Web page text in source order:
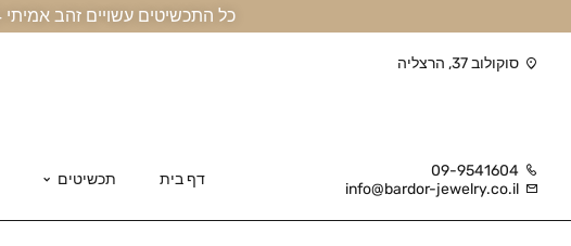
כל התכשיטים עשויים זהב אמיתי 14 קראט או יותר, ומגיעים בליווי תעודה, אריזה מהודרת, ומשלוח חינם עד הבית
סוקולוב 37, הרצליה
09-9541604
info@bardor-jewelry.co.il
דף בית תכשיטים